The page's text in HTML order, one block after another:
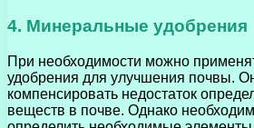
4. Минеральные удобрения
При необходимости можно
удобрения для улучшения почвы.
компенсировать недостаток
веществ в почве. Однако